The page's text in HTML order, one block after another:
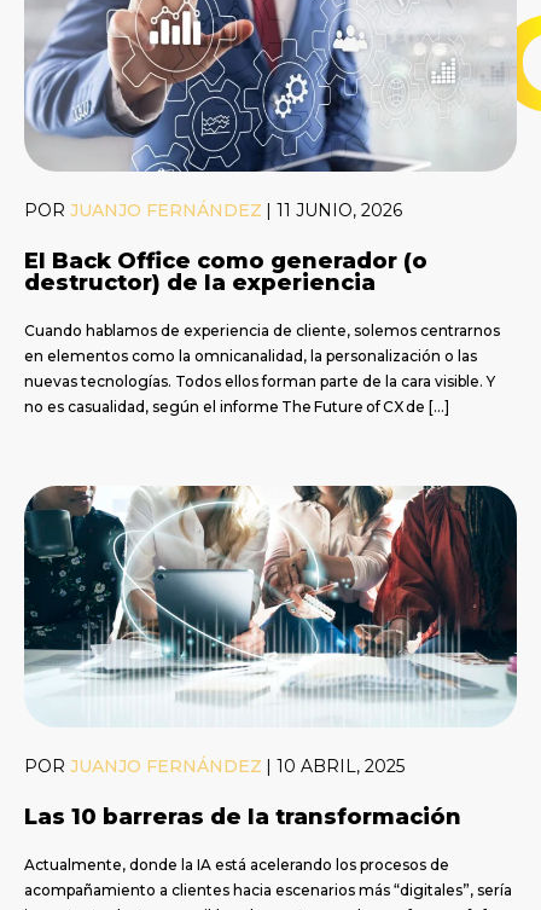
POR JUANJO FERNÁNDEZ | 11 JUNIO, 2026
El Back Office como generador (o
destructor) de la experiencia
Cuando hablamos de experiencia de cliente, solemos centrarnos
en elementos como la omnicanalidad, la personalización o las
nuevas tecnologías. Todos ellos forman parte de la cara visible. Y
no es casualidad, según el informe The Future of CX de […]
POR JUANJO FERNÁNDEZ | 10 ABRIL, 2025
Las 10 barreras de la transformación
Actualmente, donde la IA está acelerando los procesos de
acompañamiento a clientes hacia escenarios más “digitales”, sería